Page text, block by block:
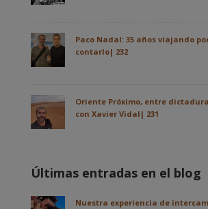
Paco Nadal: 35 años viajando
contarlo| 232
Oriente Próximo, entre
con Xavier Vidal| 231
Últimas entradas en el blog
Nuestra experiencia de